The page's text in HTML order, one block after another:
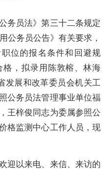
员法》第三十二条规定
公务员公告》有关要求，
位的报名条件和回避规
，拟录用陈敦榕、林海
发展和改革委员会机关工
公务员法管理事业单位福
王梓俊同志为委属参照公
格监测中心工作人员，现
以来电、来信、来访的